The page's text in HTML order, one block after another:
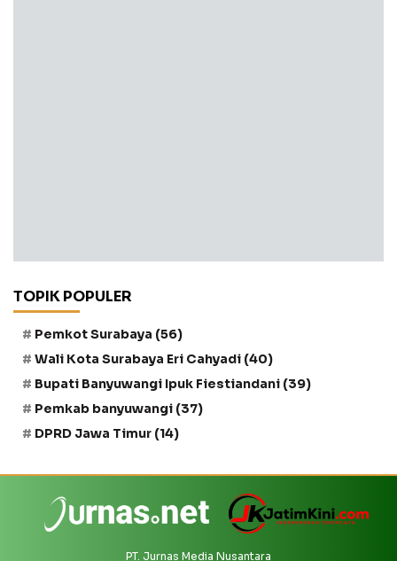
TOPIK POPULER
Pemkot Surabaya (56)
Wali Kota Surabaya Eri Cahyadi (40)
Bupati Banyuwangi Ipuk Fiestiandani (39)
Pemkab banyuwangi (37)
DPRD Jawa Timur (14)
PT. Jurnas Media Nusantara